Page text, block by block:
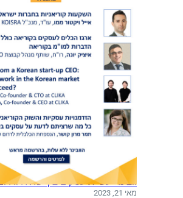
ת
ה
ט
י
ס
ת
ב
י
ן
י
א
ו
וובינר: עשיית עסקים בין ישראל
מאי 21, 2023